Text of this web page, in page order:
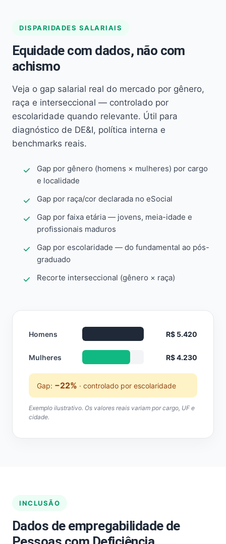
DISPARIDADES SALARIAIS
Equidade com dados, não com
achismo
Veja o gap salarial real do mercado por gênero,
raça e interseccional — controlado por
escolaridade quando relevante. Útil para
diagnóstico de DE&I, política interna e
benchmarks reais.
Gap por gênero (homens × mulheres) por cargo
e localidade
Gap por raça/cor declarada no eSocial
Gap por faixa etária — jovens, meia-idade e
profissionais maduros
Gap por escolaridade — do fundamental ao pós-
graduado
Recorte interseccional (gênero × raça)
Homens R$ 5.420
Mulheres R$ 4.230
Gap: −22% · controlado por escolaridade
Exemplo ilustrativo. Os valores reais variam por cargo, UF e
cidade.
INCLUSÃO
Dados de empregabilidade de